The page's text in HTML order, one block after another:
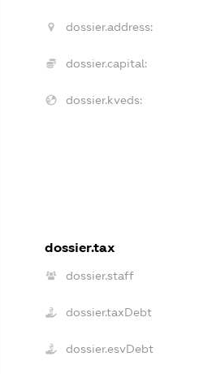
dossier.address:
dossier.capital:
dossier.kveds:
dossier.tax
dossier.staff
dossier.taxDebt
dossier.esvDebt